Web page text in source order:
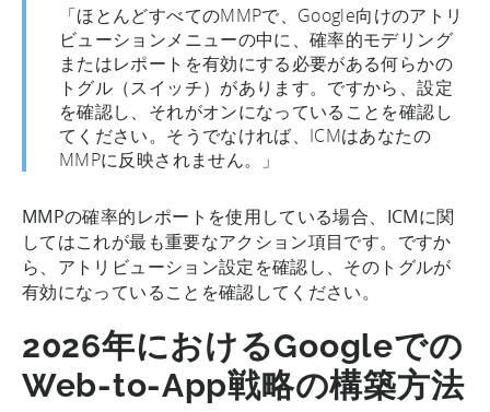
「ほとんどすべてのMMPで、Google向けのアトリ
ビューションメニューの中に、確率的モデリング
またはレポートを有効にする必要がある何らかの
トグル（スイッチ）があります。ですから、設定
を確認し、それがオンになっていることを確認し
てください。そうでなければ、ICMはあなたの
MMPに反映されません。」
MMPの確率的レポートを使用している場合、ICMに関
してはこれが最も重要なアクション項目です。ですか
ら、アトリビューション設定を確認し、そのトグルが
有効になっていることを確認してください。
2026年におけるGoogleでの
Web-to-App戦略の構築方法